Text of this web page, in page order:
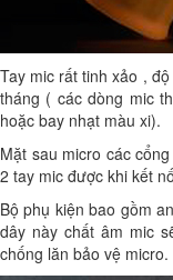
Tay mic rất tinh xảo ,
tháng ( các dòng mic
hoặc bay nhạt màu xi).
Mặt sau micro các
2 tay mic được khi kết
Bộ phụ kiện bao gồm
dây này chất âm mic
chống lăn bảo vệ micro.